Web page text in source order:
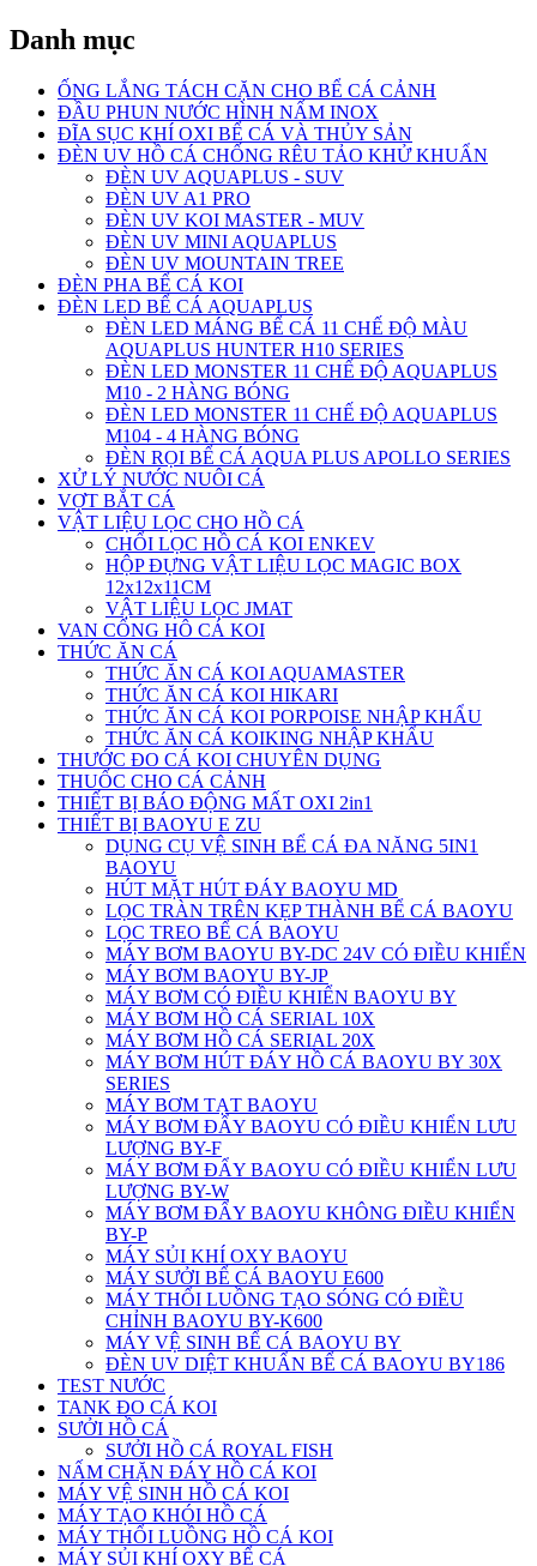
Danh mục
ỐNG LẮNG TÁCH CẶN CHO BỂ CÁ CẢNH
ĐẦU PHUN NƯỚC HÌNH NẤM INOX
ĐĨA SỤC KHÍ OXI BỂ CÁ VÀ THỦY SẢN
ĐÈN UV HỒ CÁ CHỐNG RÊU TẢO KHỬ KHUẨN
ĐÈN UV AQUAPLUS - SUV
ĐÈN UV A1 PRO
ĐÈN UV KOI MASTER - MUV
ĐÈN UV MINI AQUAPLUS
ĐÈN UV MOUNTAIN TREE
ĐÈN PHA BỂ CÁ KOI
ĐÈN LED BỂ CÁ AQUAPLUS
ĐÈN LED MÁNG BỂ CÁ 11 CHẾ ĐỘ MÀU
AQUAPLUS HUNTER H10 SERIES
ĐÈN LED MONSTER 11 CHẾ ĐỘ AQUAPLUS
M10 - 2 HÀNG BÓNG
ĐÈN LED MONSTER 11 CHẾ ĐỘ AQUAPLUS
M104 - 4 HÀNG BÓNG
ĐÈN RỌI BỂ CÁ AQUA PLUS APOLLO SERIES
XỬ LÝ NƯỚC NUÔI CÁ
VỢT BẮT CÁ
VẬT LIỆU LỌC CHO HỒ CÁ
CHỔI LỌC HỒ CÁ KOI ENKEV
HỘP ĐỰNG VẬT LIỆU LỌC MAGIC BOX
12x12x11CM
VẬT LIỆU LỌC JMAT
VAN CỔNG HÔ CÁ KOI
THỨC ĂN CÁ
THỨC ĂN CÁ KOI AQUAMASTER
THỨC ĂN CÁ KOI HIKARI
THỨC ĂN CÁ KOI PORPOISE NHẬP KHẨU
THỨC ĂN CÁ KOIKING NHẬP KHẨU
THƯỚC ĐO CÁ KOI CHUYÊN DỤNG
THUỐC CHO CÁ CẢNH
THIẾT BỊ BÁO ĐỘNG MẤT OXI 2in1
THIẾT BỊ BAOYU E ZU
DỤNG CỤ VỆ SINH BỂ CÁ ĐA NĂNG 5IN1
BAOYU
HÚT MẶT HÚT ĐÁY BAOYU MD
LỌC TRÀN TRÊN KẸP THÀNH BỂ CÁ BAOYU
LỌC TREO BỂ CÁ BAOYU
MÁY BƠM BAOYU BY-DC 24V CÓ ĐIỀU KHIỂN
MÁY BƠM BAOYU BY-JP
MÁY BƠM CÓ ĐIỀU KHIỂN BAOYU BY
MÁY BƠM HỒ CÁ SERIAL 10X
MÁY BƠM HỒ CÁ SERIAL 20X
MÁY BƠM HÚT ĐÁY HỒ CÁ BAOYU BY 30X
SERIES
MÁY BƠM TẠT BAOYU
MÁY BƠM ĐẨY BAOYU CÓ ĐIỀU KHIỂN LƯU
LƯỢNG BY-F
MÁY BƠM ĐẨY BAOYU CÓ ĐIỀU KHIỂN LƯU
LƯỢNG BY-W
MÁY BƠM ĐẨY BAOYU KHÔNG ĐIỀU KHIỂN
BY-P
MÁY SỦI KHÍ OXY BAOYU
MÁY SƯỞI BỂ CÁ BAOYU E600
MÁY THỔI LUỒNG TẠO SÓNG CÓ ĐIỀU
CHỈNH BAOYU BY-K600
MÁY VỆ SINH BỂ CÁ BAOYU BY
ĐÈN UV DIỆT KHUẨN BỂ CÁ BAOYU BY186
TEST NƯỚC
TANK ĐO CÁ KOI
SƯỞI HỒ CÁ
SƯỞI HỒ CÁ ROYAL FISH
NẤM CHẶN ĐÁY HỒ CÁ KOI
MÁY VỆ SINH HỒ CÁ KOI
MÁY TẠO KHÓI HỒ CÁ
MÁY THỔI LUỒNG HỒ CÁ KOI
MÁY SỦI KHÍ OXY BỂ CÁ